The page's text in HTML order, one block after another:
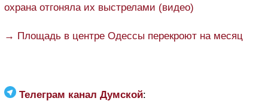
охрана отгоняла их выстрелами (видео)
→ Площадь в центре Одессы перекроют на месяц
Телеграм канал Думской: